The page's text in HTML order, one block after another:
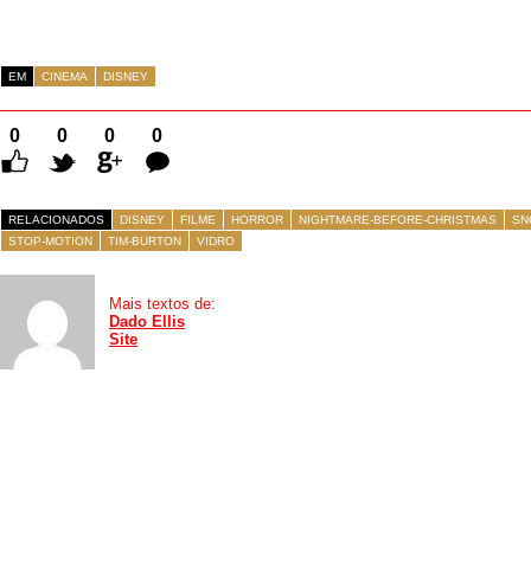
EM CINEMA DISNEY
0 0 0
0
Comentários
RELACIONADOS DISNEY FILME HORROR NIGHTMARE-BEFORE-CHRISTMAS
STOP-MOTION
TIM-BURTON VIDRO
Mais textos de:
Dado Ellis
Site